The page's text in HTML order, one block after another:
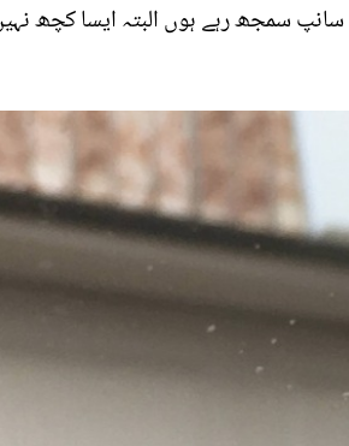
سانپ سمجھ رہے ہوں البتہ ایسا کچھ